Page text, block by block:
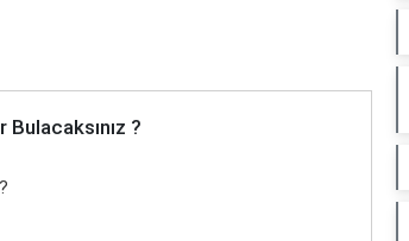
Bulacaksınız ?